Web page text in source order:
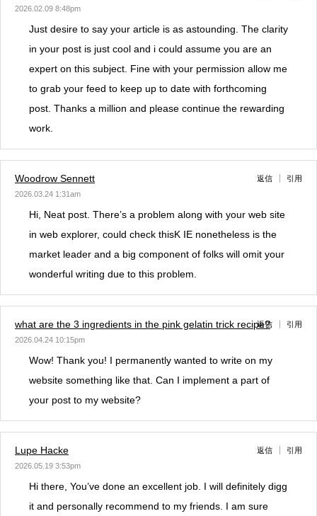
2026.02.09 8:48pm
Just desire to say your article is as astounding. The clarity
in your post is just cool and i could assume you are an
expert on this subject. Fine with your permission allow me
to grab your feed to keep up to date with forthcoming
post. Thanks a million and please continue the rewarding
work.
Woodrow Sennett
2026.03.24 1:31am
返信 引用
Hi, Neat post. There’s a problem along with your web site
in web explorer, could check thisK IE nonetheless is the
market leader and a big component of folks will omit your
wonderful writing due to this problem.
what are the 3 ingredients in the pink gelatin trick recipe?
2026.04.24 10:15pm
返信 引用
Wow! Thank you! I permanently wanted to write on my
website something like that. Can I implement a part of
your post to my website?
Lupe Hacke
2026.05.19 3:53pm
返信 引用
Hi there, You’ve done an excellent job. I will definitely digg
it and personally recommend to my friends. I am sure